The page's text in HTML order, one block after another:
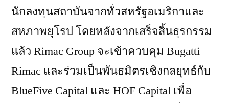
นักลงทุนสถาบันจากทั่วสหรัฐอเมริกาและ
สหภาพยุโรป โดยหลังจากเสร็จสิ้นธุรกรรม
แล้ว Rimac Group จะเข้าควบคุม Bugatti
Rimac และร่วมเป็นพันธมิตรเชิงกลยุทธ์กับ
BlueFive Capital และ HOF Capital เพื่อ